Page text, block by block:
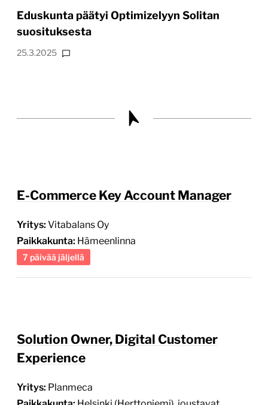
Eduskunta päätyi Optimizelyyn Solitan
suosituksesta
25.3.2025
E-Commerce Key Account Manager
Yritys: Vitabalans Oy
Paikkakunta: Hämeenlinna
7 päivää jäljellä
Solution Owner, Digital Customer
Experience
Yritys: Planmeca